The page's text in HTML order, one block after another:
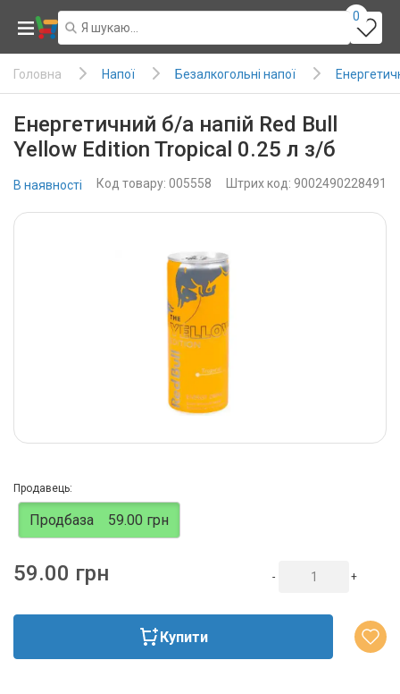
0
Головна Напої Безалкогольні напої
Енергетичний б/а напій Red Bull
Yellow Edition Tropical 0.25 л з/б
В наявності Код товару: 005558 Штрих код: 9002490228491
Продавець:
Продбаза 59.00 грн
59.00 грн - +
Купити